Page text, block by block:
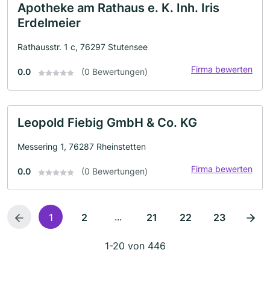
Apotheke am Rathaus e. K. Inh. Iris
Erdelmeier
Rathausstr. 1 c, 76297 Stutensee
0.0 (0 Bewertungen) Firma bewerten
Leopold Fiebig GmbH & Co. KG
Messering 1, 76287 Rheinstetten
0.0 (0 Bewertungen) Firma bewerten
1 2 ... 21 22 23
1-20 von 446